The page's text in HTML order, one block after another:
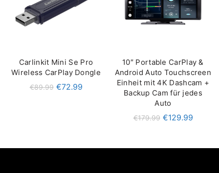
IN DEN WARENKORB
Carlinkit Mini Se Pro
Wireless CarPlay Dongle
€89.99 €72.99
QUICK SHOP
10″ Portable CarPlay &
Android Auto Touchscreen
Einheit mit 4K Dashcam +
Backup Cam für jedes
Auto
€179.99 €129.99